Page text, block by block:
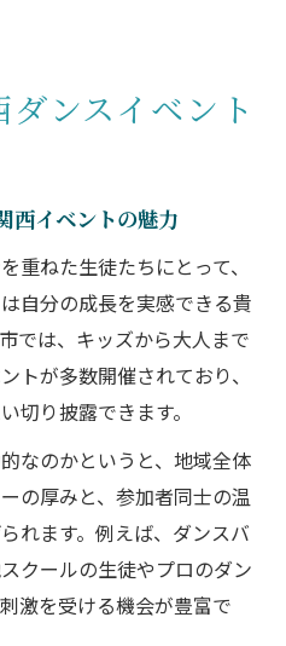
ンスイベント
西イベントの魅力
重ねた生徒たちにとって、
自分の成長を実感できる貴
では、キッズから大人まで
トが多数開催されており、
切り披露できます。
なのかというと、地域全体
の厚みと、参加者同士の温
れます。例えば、ダンスバ
クールの生徒やプロのダン
激を受ける機会が豊富で